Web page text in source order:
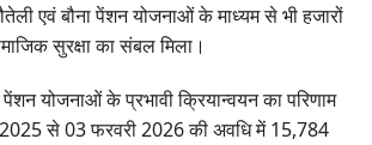
एवं बौना पेंशन योजनाओं के माध्यम से भी हजारों
सुरक्षा का संबल मिला।
योजनाओं के प्रभावी क्रियान्वयन का परिणाम
से 03 फरवरी 2026 की अवधि में 15,784